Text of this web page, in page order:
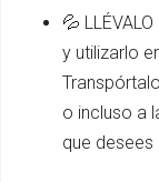
💦
y utilizarlo
o incluso a
que